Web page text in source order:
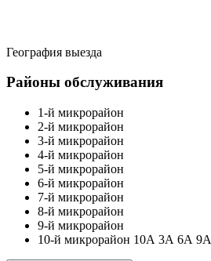
География выезда
Районы обслуживания
1-й микрорайон
2-й микрорайон
3-й микрорайон
4-й микрорайон
5-й микрорайон
6-й микрорайон
7-й микрорайон
8-й микрорайон
9-й микрорайон
10-й микрорайон 10А 3А 6А 9А